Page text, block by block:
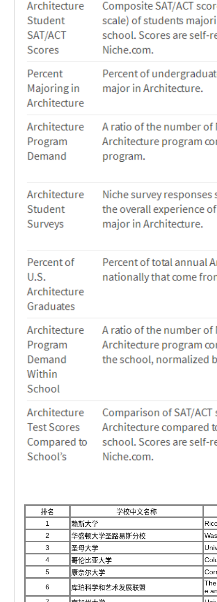
排名
学校中文名称
1
赖斯大学
2
华盛顿大学圣路易斯分校
3
圣母大学
4
哥伦比亚大学
5
康奈尔大学
6
库珀科学和艺术发展联盟
e